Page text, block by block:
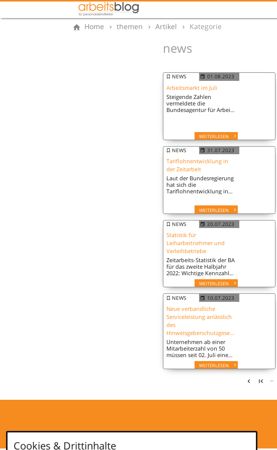
Home themen Artikel Kategorie
news
NEWS 01.08.2023
Arbeitsmarkt im Juli
Steigende Zahlen
vermeldete die
Bundesagentur für Arbeit
WEITERLESEN
NEWS 31.07.2023
Tariflohnentwicklung in
der Zeitarbeit
Laut der Bundesregierung
hat sich die
Tariflohnentwicklung in
entwickelt als in der
Gesamtwirtschaft.WEITERLESEN
NEWS 20.07.2023
Statistik für
Leiharbeitnehmer und
Verleihbetriebe
Zeitarbeits-Statistik der BA
für das zweite Halbjahr
2022: Wichtige Kennzahl
ist der Durchschnitt an
sozialversicherungspflichtigen
Zeitarbeitnehmern.
WEITERLESEN
NEWS 10.07.2023
Neue verbandliche
Serviceleistung anlässlich
des
Hinweisgeberschutzgesetzes
Unternehmen ab einer
Mitarbeiterzahl von 50
müssen seit 02. Juli eine
interne Meldestelle für
Hinweisgeber oder
WEITERLESEN
…
Cookies & Drittinhalte